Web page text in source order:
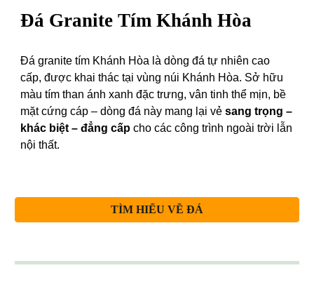
Đá Granite Tím Khánh Hòa
Đá granite tím Khánh Hòa là dòng đá tự nhiên cao
cấp, được khai thác tại vùng núi Khánh Hòa. Sở hữu
màu tím than ánh xanh đặc trưng, vân tinh thể mịn, bề
mặt cứng cáp – dòng đá này mang lại vẻsang trọng –
khác biệt – đẳng cấp cho các công trình ngoài trời lẫn
nội thất.
TÌM HIỂU VỀ ĐÁ